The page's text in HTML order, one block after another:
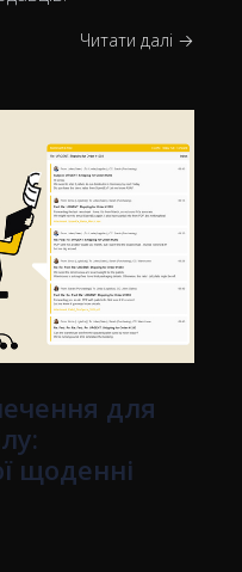
Читати далі →
для
щоденні